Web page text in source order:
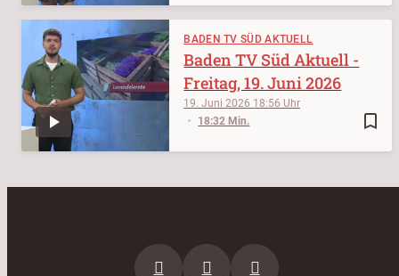
BADEN TV SÜD AKTUELL
bookmark_border
19. Juni 2026 18:56
18:32 Min.
Baden TV Süd Aktuell -
Freitag, 19. Juni 2026